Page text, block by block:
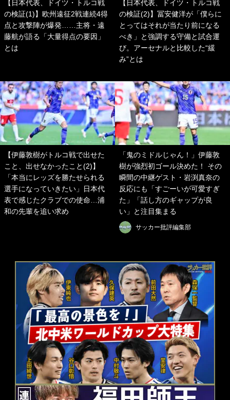
【日本代表、ドイツ・トルコ戦
の検証(1)】欧州遠征2戦連続4得
点と攻撃陣が爆発……主将・遠
藤航が語る「大量得点の要因」
とは
【日本代表、ドイツ・トルコ戦
の検証(2)】冨安健洋が「僕らに
とってはそれが当たり前になる
べき」と強調する守備と試合運
び。アーセナルと比較した“緩
み”とは
【伊藤敦樹がトルコ戦で出せた
こと、出せなかったこと(2)】
「本当にレッズを勝たせられる
選手になっていきたい」日本代
表で感じたクラブでの使命…浦
和の先輩を追い求め
「鬼のミドルじゃん！」伊藤敦
樹が強烈初ゴール決めた！ その
瞬間の中継ゲスト・岩渕真奈の
反応にも「すごーいが可愛すぎ
た」「話し方のギャップが良
い」と注目集まる
サッカー批評編集部